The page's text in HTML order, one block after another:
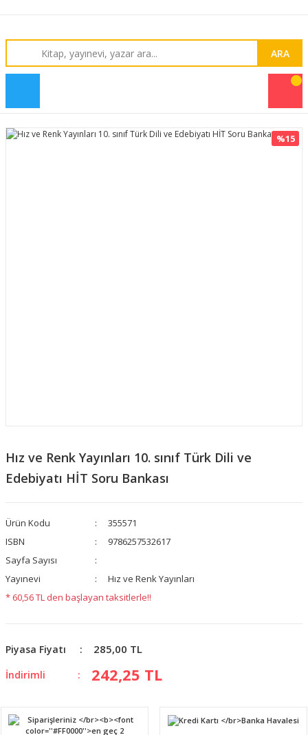
ARA
%15
Hız ve Renk Yayınları 10. sınıf Türk Dili ve
Edebiyatı HİT Soru Bankası
Ürün Kodu
355571
ISBN
9786257532617
Sayfa Sayısı
Yayınevi
Hız ve Renk Yayınları
* 60,56 TL den başlayan taksitlerle!!
Piyasa Fiyatı 285,00 TL
İndirimli 242,25 TL